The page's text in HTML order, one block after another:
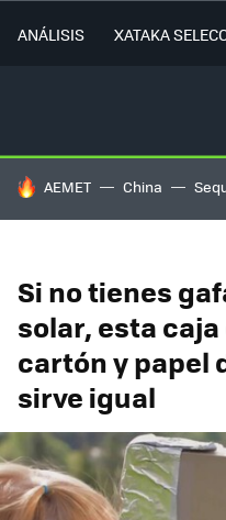
ANÁLISIS XATAKA
HOY SE HABLA DE
AEMET China
Si no tienes
solar, esta
cartón y papel
sirve igual